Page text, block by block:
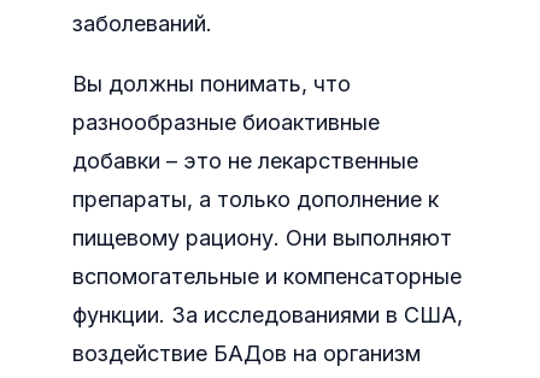
заболеваний.
Вы должны понимать, что
разнообразные биоактивные
добавки – это не лекарственные
препараты, а только дополнение к
пищевому рациону. Они выполняют
вспомогательные и компенсаторные
функции. За исследованиями в США,
воздействие БАДов на организм